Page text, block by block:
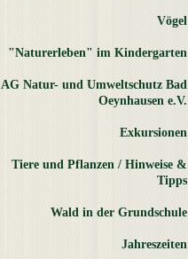
Vögel
"Naturerleben" im Kindergarten
AG Natur- und Umweltschutz Bad
Oeynhausen e.V.
Exkursionen
Tiere und Pflanzen / Hinweise &
Tipps
Wald in der Grundschule
Jahreszeiten